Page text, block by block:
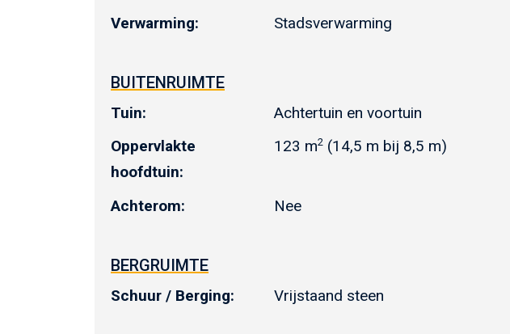
Verwarming:
Stadsverwarming
BUITENRUIMTE
Tuin: Achtertuin en voortuin
Oppervlakte
hoofdtuin:
123 m2 (14,5 m bij 8,5 m)
Achterom: Nee
BERGRUIMTE
Schuur / Berging: Vrijstaand steen